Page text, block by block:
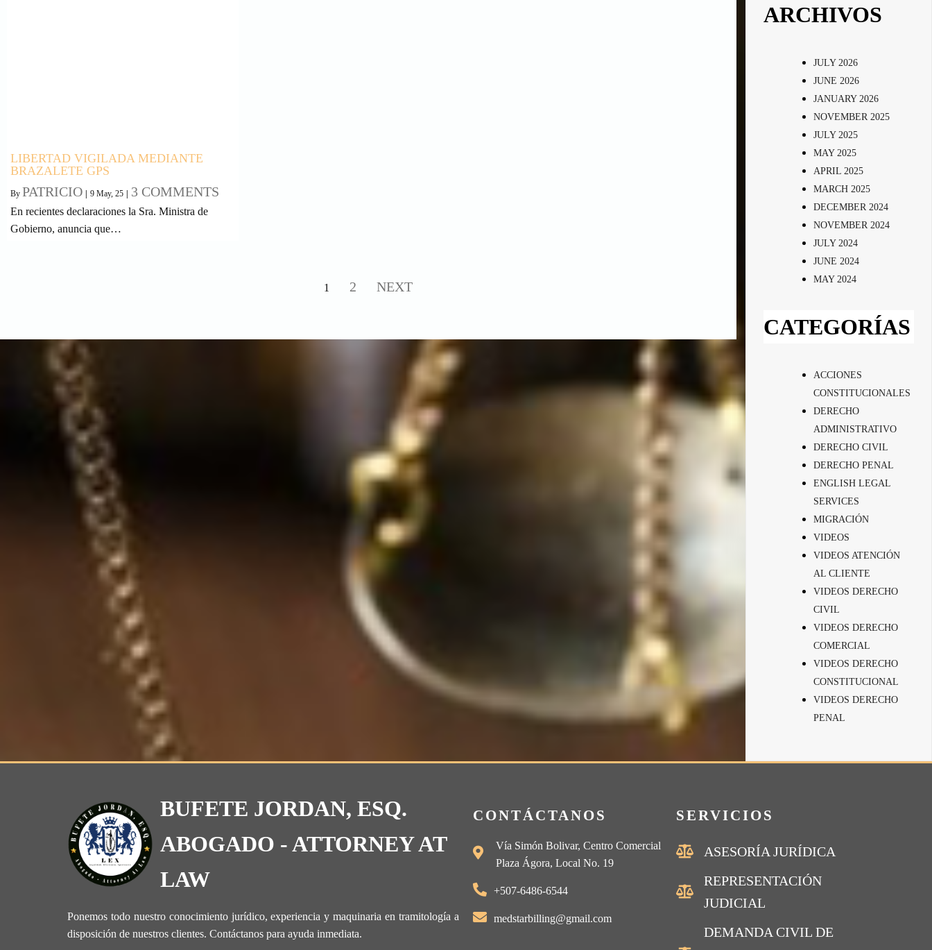
LIBERTAD VIGILADA MEDIANTE
BRAZALETE GPS
By PATRICIO | 9 May, 25 | 3 COMMENTS
En recientes declaraciones la Sra. Ministra de
Gobierno, anuncia que…
1 2 NEXT
ARCHIVOS
JULY 2026
JUNE 2026
JANUARY 2026
NOVEMBER 2025
JULY 2025
MAY 2025
APRIL 2025
MARCH 2025
DECEMBER 2024
NOVEMBER 2024
JULY 2024
JUNE 2024
MAY 2024
CATEGORÍAS
ACCIONES
CONSTITUCIONALES
DERECHO
ADMINISTRATIVO
DERECHO CIVIL
DERECHO PENAL
ENGLISH LEGAL
SERVICES
MIGRACIÓN
VIDEOS
VIDEOS ATENCIÓN
AL CLIENTE
VIDEOS DERECHO
CIVIL
VIDEOS DERECHO
COMERCIAL
VIDEOS DERECHO
CONSTITUCIONAL
VIDEOS DERECHO
PENAL
BUFETE JORDAN, ESQ.
ABOGADO - ATTORNEY AT
LAW
Ponemos todo nuestro conocimiento jurídico, experiencia y maquinaria en tramitología a
disposición de nuestros clientes. Contáctanos para ayuda inmediata.
CONTÁCTANOS
Vía Simón Bolivar, Centro Comercial
Plaza Ágora, Local No. 19
+507-6486-6544
medstarbilling@gmail.com
SERVICIOS
ASESORÍA JURÍDICA
REPRESENTACIÓN
JUDICIAL
DEMANDA CIVIL DE